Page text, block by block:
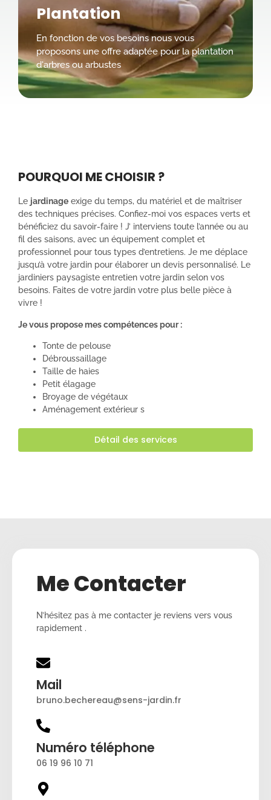
Plantation
En fonction de vos besoins nous vous
proposons une offre adaptée pour la plantation
d'arbres ou arbustes
POURQUOI ME CHOISIR ?
Le jardinage exige du temps, du matériel et de maîtriser
des techniques précises. Confiez-moi vos espaces verts et
bénéficiez du savoir-faire ! J’ interviens toute l’année ou au
fil des saisons, avec un équipement complet et
professionnel pour tous types d’entretiens. Je me déplace
jusqu’à votre jardin pour élaborer un devis personnalisé. Le
jardiniers paysagiste entretien votre jardin selon vos
besoins. Faites de votre jardin votre plus belle pièce à
vivre !
Je vous propose mes compétences pour :
Tonte de pelouse
Débroussaillage
Taille de haies
Petit élagage
Broyage de végétaux
Aménagement extérieur s
Détail des services
Me Contacter
N’hésitez pas à me contacter je reviens vers vous
rapidement .
Mail
bruno.bechereau@sens-jardin.fr
Numéro téléphone
06 19 96 10 71